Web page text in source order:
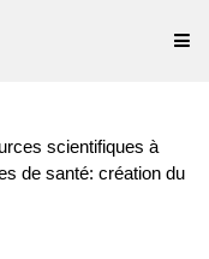
scientifiques à
de santé: création du